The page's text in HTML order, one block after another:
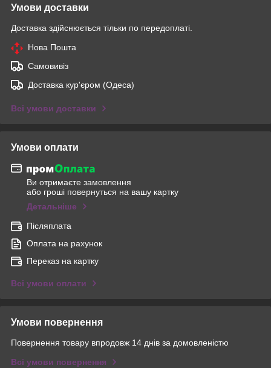
Умови доставки
Доставка здійснюється тільки по передоплаті.
Нова Пошта
Самовивіз
Доставка кур'єром (Одеса)
Всі умови доставки
Умови оплати
Ви отримаєте замовлення
або гроші повернуться на вашу картку
Детальніше
Післяплата
Оплата на рахунок
Переказ на картку
Всі умови оплати
Умови повернення
Повернення товару впродовж 14 днів за домовленістю
Всі умови повернення